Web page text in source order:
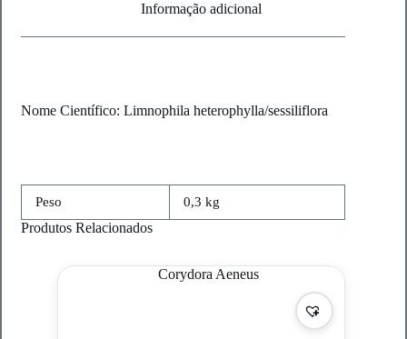
Informação adicional
Nome Científico: Limnophila heterophylla/sessiliflora
Peso 0,3 kg
Produtos Relacionados